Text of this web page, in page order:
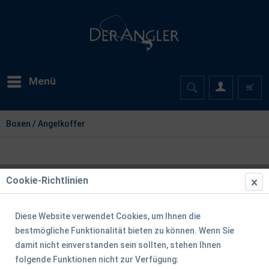
Menü
Boxen / Angelkoffer
Cookie-Richtlinien
Diese Website verwendet Cookies, um Ihnen die
bestmögliche Funktionalität bieten zu können. Wenn Sie
damit nicht einverstanden sein sollten, stehen Ihnen
folgende Funktionen nicht zur Verfügung: